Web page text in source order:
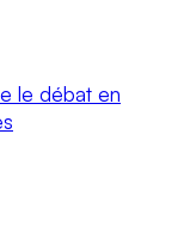
le débat en